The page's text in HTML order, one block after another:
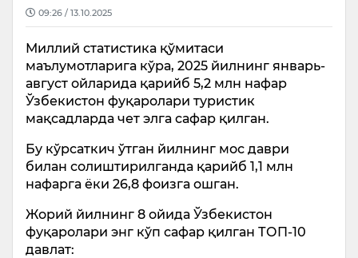
09:26 / 13.10.2025
Миллий статистика қўмитаси
маълумотларига кўра, 2025 йилнинг январь-
август ойларида қарийб 5,2 млн нафар
Ўзбекистон фуқаролари туристик
мақсадларда чет элга сафар қилган.
Бу кўрсаткич ўтган йилнинг мос даври
билан солиштирилганда қарийб 1,1 млн
нафарга ёки 26,8 фоизга ошган.
Жорий йилнинг 8 ойида Ўзбекистон
фуқаролари энг кўп сафар қилган ТОП-10
давлат: